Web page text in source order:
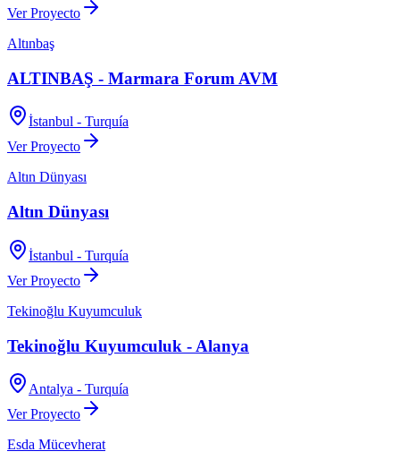
Ver Proyecto
Altınbaş
ALTINBAŞ - Marmara Forum AVM
İstanbul - Turquía
Ver Proyecto
Altın Dünyası
Altın Dünyası
İstanbul - Turquía
Ver Proyecto
Tekinoğlu Kuyumculuk
Tekinoğlu Kuyumculuk - Alanya
Antalya - Turquía
Ver Proyecto
Esda Mücevherat